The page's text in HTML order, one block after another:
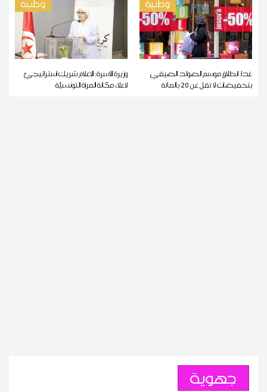
وطنية
غدا: انطلاق موسم الصولد الصيفي
بتخفيضات لا تقل عن 20 بالمائة
وطنية
وزيرة الأسرة: الإعلام شريك استراتيجيّ
لإعلاء مكانة المرأة التونسيّة
جهوية